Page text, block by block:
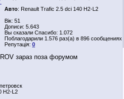
Авто: Renault Trafic 2.5 dci 140 H2-L2
Вік: 51
Дописи: 5.643
Вы сказали Спасибо: 1.072
Поблагодарили 1.576 раз(а) в 896 сообщениях
Репутація: 0
H2-L2